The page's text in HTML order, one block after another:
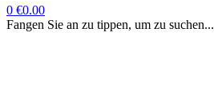
0 €0.00
Fangen Sie an zu tippen, um zu suchen...